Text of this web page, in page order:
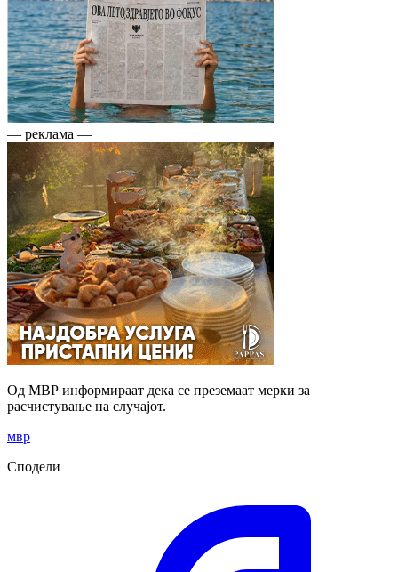
— реклама —
Од МВР информираат дека се преземаат мерки за
расчистување на случајот.
мвр
Сподели